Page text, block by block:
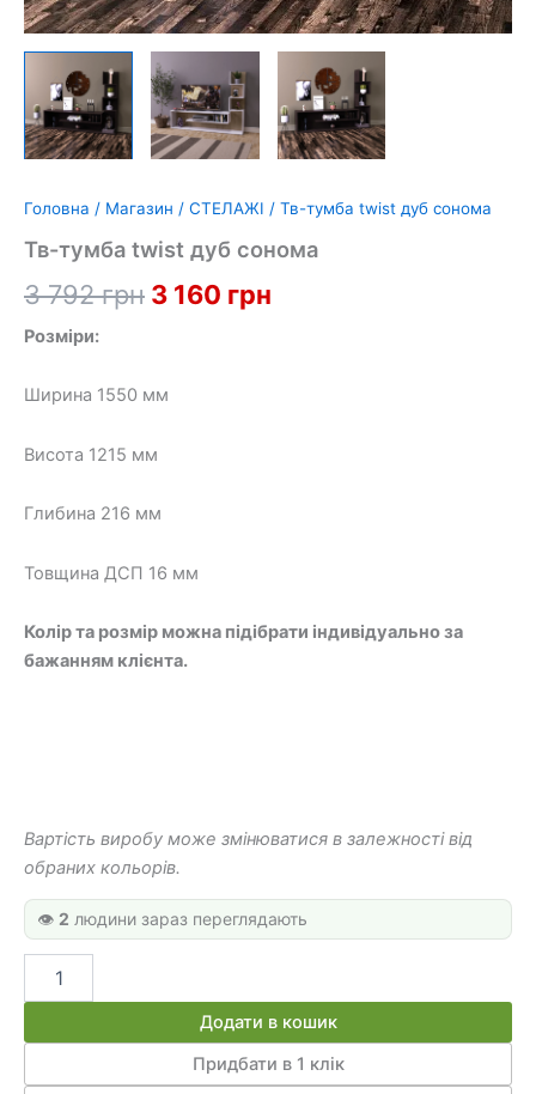
Головна / Магазин / СТЕЛАЖІ / Тв-тумба twist дуб сонома
Тв-тумба twist дуб сонома
3 792грн Оригінальна
3 160 грн
Розміри:
Ширина 1550 мм
Висота 1215 мм
Глибина 216 мм
Товщина ДСП 16 мм
Колір та розмір можна підібрати індивідуально за
бажанням клієнта.
Вартість виробу може змінюватися в залежності від
обраних кольорів.
👁️ 2 людини зараз переглядають
тумба
дуб
кількість
Додати в кошик
Придбати в 1 клік